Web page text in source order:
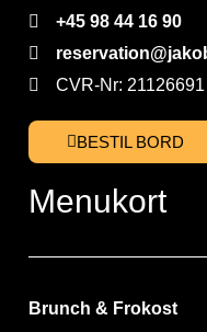
+45 98 44 16 90
CVR-Nr: 21126691
BESTIL BORD
Menukort
Brunch & Frokost